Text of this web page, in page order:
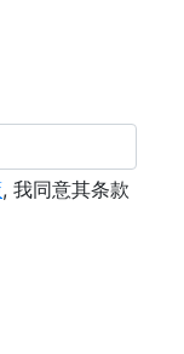
, 我同意其条款